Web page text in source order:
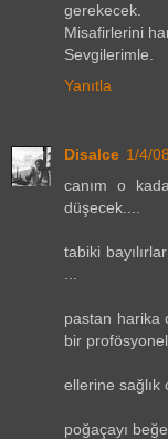
gerekecek.
Misafirlerini
Sevgilerimle.
Yanıtla
Disalce 1/4/
canım o
düşecek....
tabiki
pastan harika
bir profösyonel
ellerine sağlık
poğaçayı